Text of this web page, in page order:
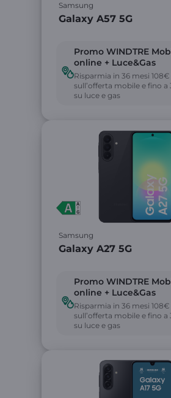
Samsung
Galaxy A57 5G
Promo WINDTRE
online + Luce&Gas
Risparmia in 36 mesi 108€
sull’offerta mobile e fino a
su luce e gas
Samsung
Galaxy A27 5G
Promo WINDTRE
online + Luce&Gas
Risparmia in 36 mesi 108€
sull’offerta mobile e fino a
su luce e gas
Link
Link